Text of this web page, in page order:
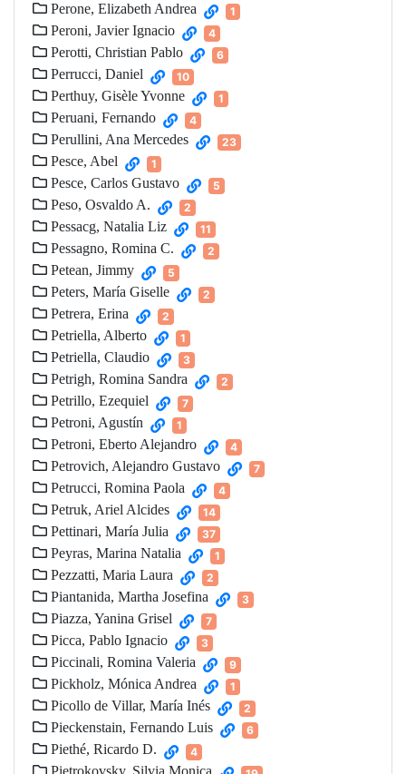
Perone, Elizabeth Andrea 1
Peroni, Javier Ignacio 4
Perotti, Christian Pablo 6
Perrucci, Daniel 10
Perthuy, Gisèle Yvonne 1
Peruani, Fernando 4
Perullini, Ana Mercedes 23
Pesce, Abel 1
Pesce, Carlos Gustavo 5
Peso, Osvaldo A. 2
Pessacg, Natalia Liz 11
Pessagno, Romina C. 2
Petean, Jimmy 5
Peters, María Giselle 2
Petrera, Erina 2
Petriella, Alberto 1
Petriella, Claudio 3
Petrigh, Romina Sandra 2
Petrillo, Ezequiel 7
Petroni, Agustín 1
Petroni, Eberto Alejandro 4
Petrovich, Alejandro Gustavo 7
Petrucci, Romina Paola 4
Petruk, Ariel Alcides 14
Pettinari, María Julia 37
Peyras, Marina Natalia 1
Pezzatti, Maria Laura 2
Piantanida, Martha Josefina 3
Piazza, Yanina Grisel 7
Picca, Pablo Ignacio 3
Piccinali, Romina Valeria 9
Pickholz, Mónica Andrea 1
Picollo de Villar, María Inés 2
Pieckenstain, Fernando Luis 6
Piethé, Ricardo D. 4
Pietrokovsky, Silvia Monica